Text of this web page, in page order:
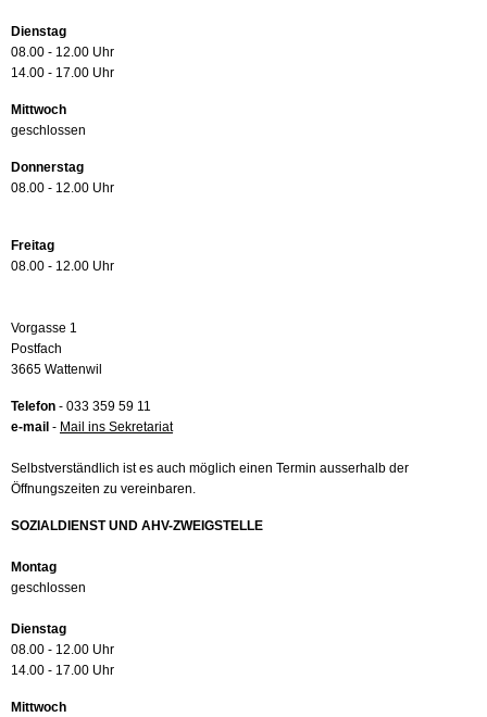
Dienstag
08.00 - 12.00 Uhr
14.00 - 17.00 Uhr
Mittwoch
geschlossen
Donnerstag
08.00 - 12.00 Uhr
Freitag
08.00 - 12.00 Uhr
Vorgasse 1
Postfach
3665 Wattenwil
Telefon - 033 359 59 11
e-mail - Mail ins Sekretariat
Selbstverständlich ist es auch möglich einen Termin ausserhalb der
Öffnungszeiten zu vereinbaren.
SOZIALDIENST UND AHV-ZWEIGSTELLE
Montag
geschlossen
Dienstag
08.00 - 12.00 Uhr
14.00 - 17.00 Uhr
Mittwoch